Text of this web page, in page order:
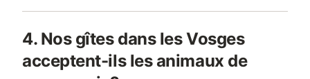
4. Nos gîtes dans les Vosges
acceptent-ils les animaux de